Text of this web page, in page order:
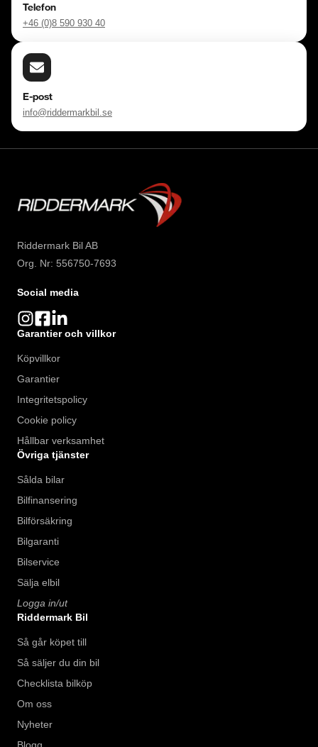
Telefon
+46 (0)8 590 930 40
E-post
info@riddermarkbil.se
Riddermark Bil AB
Org. Nr: 556750-7693
Social media
Garantier och villkor
Köpvillkor
Garantier
Integritetspolicy
Cookie policy
Hållbar verksamhet
Övriga tjänster
Sålda bilar
Bilfinansering
Bilförsäkring
Bilgaranti
Bilservice
Sälja elbil
Logga in/ut
Riddermark Bil
Så går köpet till
Så säljer du din bil
Checklista bilköp
Om oss
Nyheter